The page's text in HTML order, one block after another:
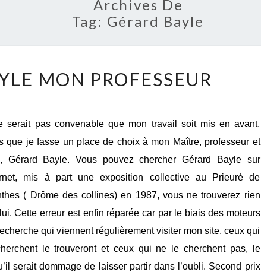
Archives De
Tag: Gérard Bayle
BAYLE
PROFESSEUR
MON PROFESSEUR
serait pas convenable que mon travail soit mis en avant,
que je fasse un place de choix à mon Maître, professeur et
Gérard Bayle. Vous pouvez chercher Gérard Bayle sur
mis à part une exposition collective au Prieuré de
( Drôme des collines) en 1987, vous ne trouverez rien
Cette erreur est enfin réparée car par le biais des moteurs
qui viennent régulièrement visiter mon site, ceux qui
le trouveront et ceux qui ne le cherchent pas, le
serait dommage de laisser partir dans l’oubli. Second prix